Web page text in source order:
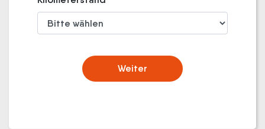
Weiter